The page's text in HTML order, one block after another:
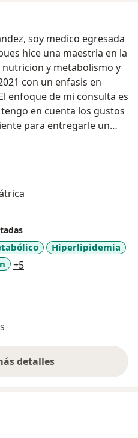
soy medico egresada
hice una maestria en la
y metabolismo y
con un enfasis en
enfoque de mi consulta es
en cuenta los gustos
para entregarle un
Hiperlipidemia
+5a11y_sr_more_diseases
detalles
sobre la experiencia